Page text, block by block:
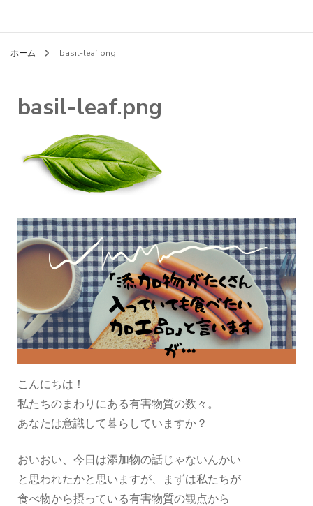
ホーム basil-leaf.png
basil-leaf.png
こんにちは！
私たちのまわりにある有害物質の数々。
あなたは意識して暮らしていますか？
おいおい、今日は添加物の話じゃないんかい
と思われたかと思いますが、まずは私たちが
食べ物から摂っている有害物質の観点から